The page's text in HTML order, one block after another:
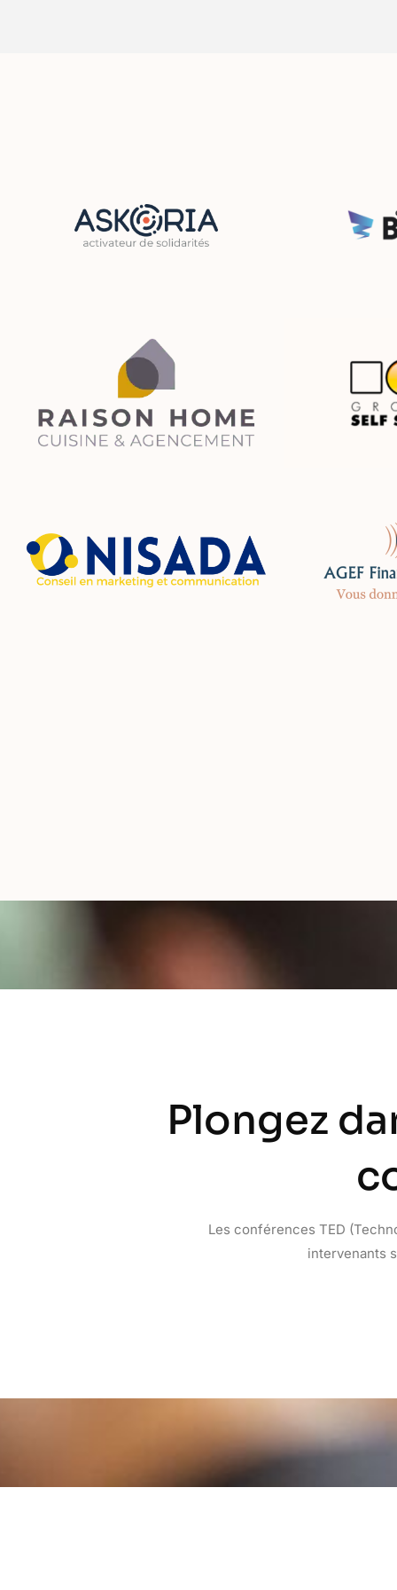
Plongez
Les conférences TED
intervenants